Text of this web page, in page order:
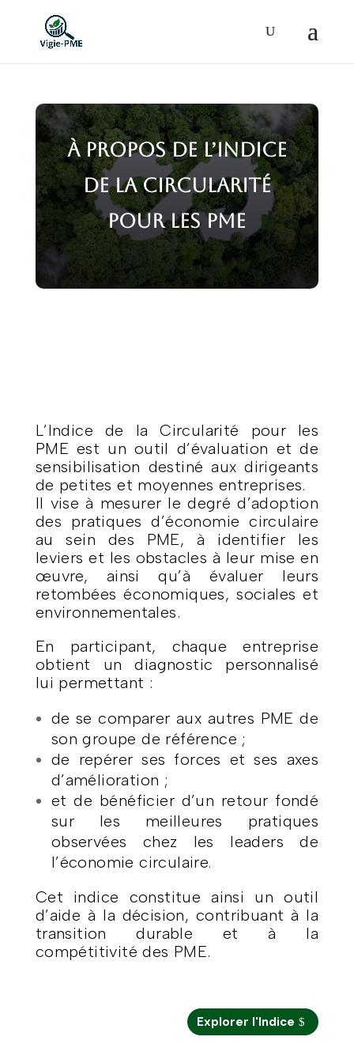
À propos de l’Indice
de la circularité
pour les PME
L’Indice de la Circularité pour les
PME est un outil d’évaluation et de
sensibilisation destiné aux dirigeants
de petites et moyennes entreprises.
Il vise à mesurer le degré d’adoption
des pratiques d’économie circulaire
au sein des PME, à identifier les
leviers et les obstacles à leur mise en
œuvre, ainsi qu’à évaluer leurs
retombées économiques, sociales et
environnementales.
En participant, chaque entreprise
obtient un diagnostic personnalisé
lui permettant :
de se comparer aux autres PME de
son groupe de référence ;
de repérer ses forces et ses axes
d’amélioration ;
et de bénéficier d’un retour fondé
sur les meilleures pratiques
observées chez les leaders de
l’économie circulaire.
Cet indice constitue ainsi un outil
d’aide à la décision, contribuant à la
transition durable et à la
compétitivité des PME.
Explorer l'Indice